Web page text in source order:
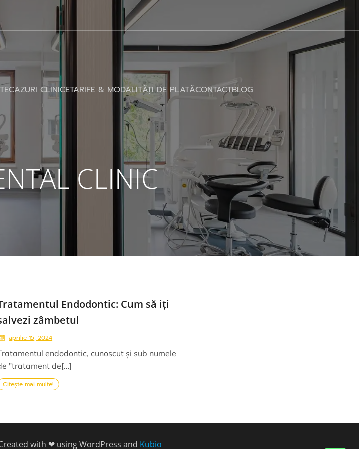
CAZURI CLINICETARIFE & MODALITĂȚI DE PLATĂCONTACTBLOG
CLINIC
Endodontic: Cum să iți
zâmbetul
aprilie 15, 2024
endodontic, cunoscut și sub numele
"tratament de[…]
Citește mai multe!
with ❤ using WordPress and Kubio